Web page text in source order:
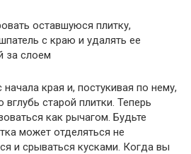
оставшуюся плитку,
с краю и удалять ее
за слоем
края и, постукивая по нему,
старой плитки. Теперь
как рычагом. Будьте
может отделяться не
и срываться кусками. Когда вы